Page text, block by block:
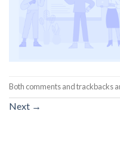
Both comments and trackbacks
Next →